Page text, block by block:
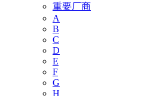
重要厂商
A
B
C
D
E
F
G
H